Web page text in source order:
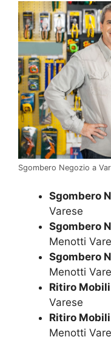
Sgombero Negozio a
Sgombero
Varese
Sgombero
Menotti
Sgombero
Menotti
Ritiro
Varese
Ritiro
Menotti